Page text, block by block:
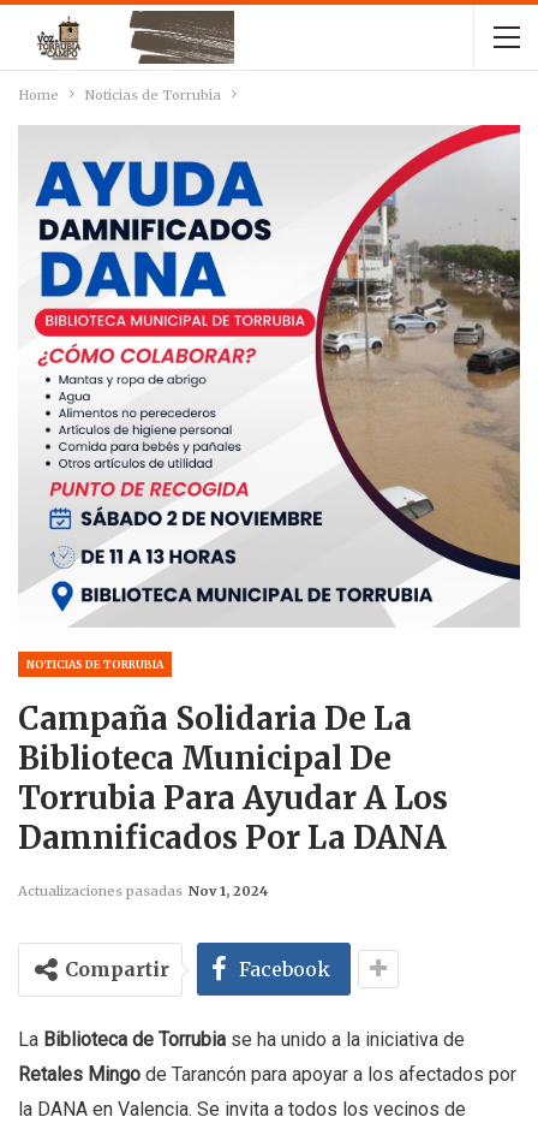
Home Noticias de Torrubia
NOTICIAS DE TORRUBIA
Campaña Solidaria De La
Biblioteca Municipal De
Torrubia Para Ayudar A Los
Damnificados Por La DANA
Actualizaciones pasadas Nov 1, 2024
Compartir Facebook
La Biblioteca de Torrubia se ha unido a la iniciativa de
Retales Mingo de Tarancón para apoyar a los afectados por
la DANA en Valencia. Se invita a todos los vecinos de